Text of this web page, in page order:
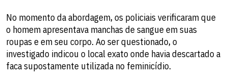
No momento da abordagem, os policiais verificaram que
o homem apresentava manchas de sangue em suas
roupas e em seu corpo. Ao ser questionado, o
investigado indicou o local exato onde havia descartado a
faca supostamente utilizada no feminicídio.